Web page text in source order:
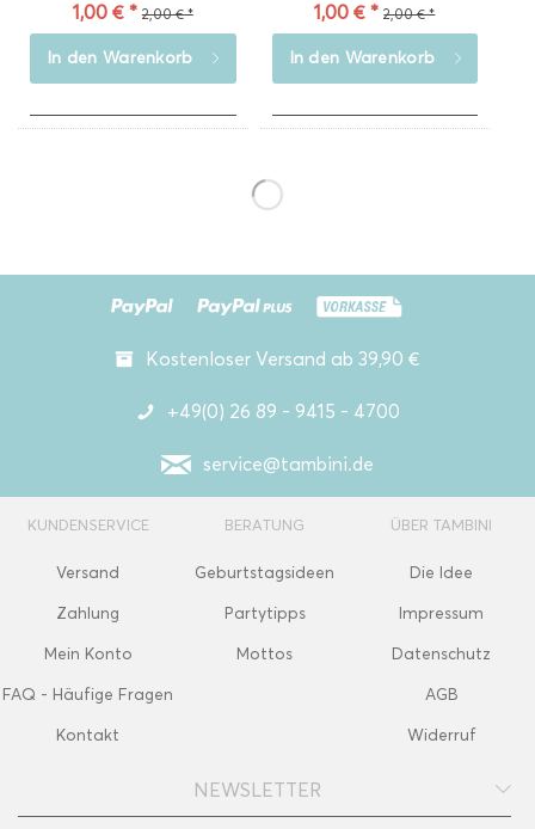
1,00 € * 2,00 € *
In den Warenkorb
1,00 € * 2,00 € *
In den Warenkorb
Kostenloser Versand ab 39,90 €
+49(0) 26 89 - 9415 - 4700
service@tambini.de
KUNDENSERVICE
Versand
Zahlung
Mein Konto
FAQ - Häufige Fragen
Kontakt
BERATUNG
Geburtstagsideen
Partytipps
Mottos
ÜBER TAMBINI
Die Idee
Impressum
Datenschutz
AGB
Widerruf
NEWSLETTER